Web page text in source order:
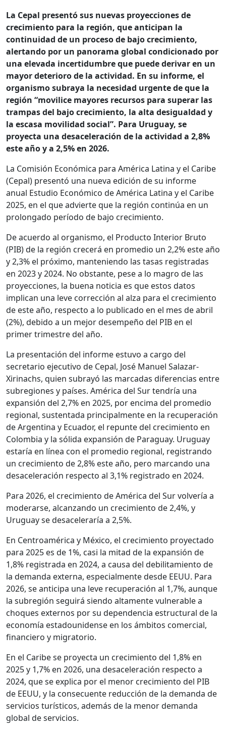
La Cepal presentó sus nuevas proyecciones de
crecimiento para la región, que anticipan la
continuidad de un proceso de bajo crecimiento,
alertando por un panorama global condicionado por
una elevada incertidumbre que puede derivar en un
mayor deterioro de la actividad. En su informe, el
organismo subraya la necesidad urgente de que la
región “movilice mayores recursos para superar las
trampas del bajo crecimiento, la alta desigualdad y
la escasa movilidad social”. Para Uruguay, se
proyecta una desaceleración de la actividad a 2,8%
este año y a 2,5% en 2026.
La Comisión Económica para América Latina y el Caribe
(Cepal) presentó una nueva edición de su informe
anual Estudio Económico de América Latina y el Caribe
2025, en el que advierte que la región continúa en un
prolongado período de bajo crecimiento.
De acuerdo al organismo, el Producto Interior Bruto
(PIB) de la región crecerá en promedio un 2,2% este año
y 2,3% el próximo, manteniendo las tasas registradas
en 2023 y 2024. No obstante, pese a lo magro de las
proyecciones, la buena noticia es que estos datos
implican una leve corrección al alza para el crecimiento
de este año, respecto a lo publicado en el mes de abril
(2%), debido a un mejor desempeño del PIB en el
primer trimestre del año.
La presentación del informe estuvo a cargo del
secretario ejecutivo de Cepal, José Manuel Salazar-
Xirinachs, quien subrayó las marcadas diferencias entre
subregiones y países. América del Sur tendría una
expansión del 2,7% en 2025, por encima del promedio
regional, sustentada principalmente en la recuperación
de Argentina y Ecuador, el repunte del crecimiento en
Colombia y la sólida expansión de Paraguay. Uruguay
estaría en línea con el promedio regional, registrando
un crecimiento de 2,8% este año, pero marcando una
desaceleración respecto al 3,1% registrado en 2024.
Para 2026, el crecimiento de América del Sur volvería a
moderarse, alcanzando un crecimiento de 2,4%, y
Uruguay se desaceleraría a 2,5%.
En Centroamérica y México, el crecimiento proyectado
para 2025 es de 1%, casi la mitad de la expansión de
1,8% registrada en 2024, a causa del debilitamiento de
la demanda externa, especialmente desde EEUU. Para
2026, se anticipa una leve recuperación al 1,7%, aunque
la subregión seguirá siendo altamente vulnerable a
choques externos por su dependencia estructural de la
economía estadounidense en los ámbitos comercial,
financiero y migratorio.
En el Caribe se proyecta un crecimiento del 1,8% en
2025 y 1,7% en 2026, una desaceleración respecto a
2024, que se explica por el menor crecimiento del PIB
de EEUU, y la consecuente reducción de la demanda de
servicios turísticos, además de la menor demanda
global de servicios.